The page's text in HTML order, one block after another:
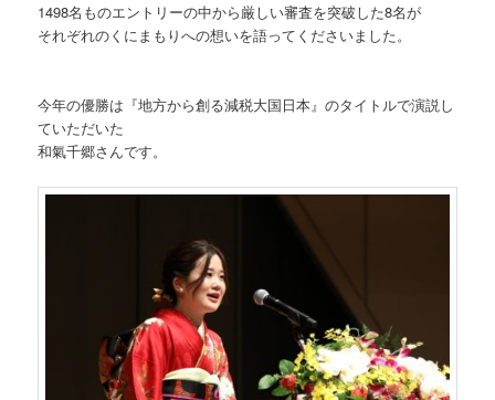
1498名ものエントリーの中から厳しい審査を突破した8名が
それぞれのくにまもりへの想いを語ってくださいました。
今年の優勝は『地方から創る減税大国日本』のタイトルで演説し
ていただいた
和氣千郷さんです。